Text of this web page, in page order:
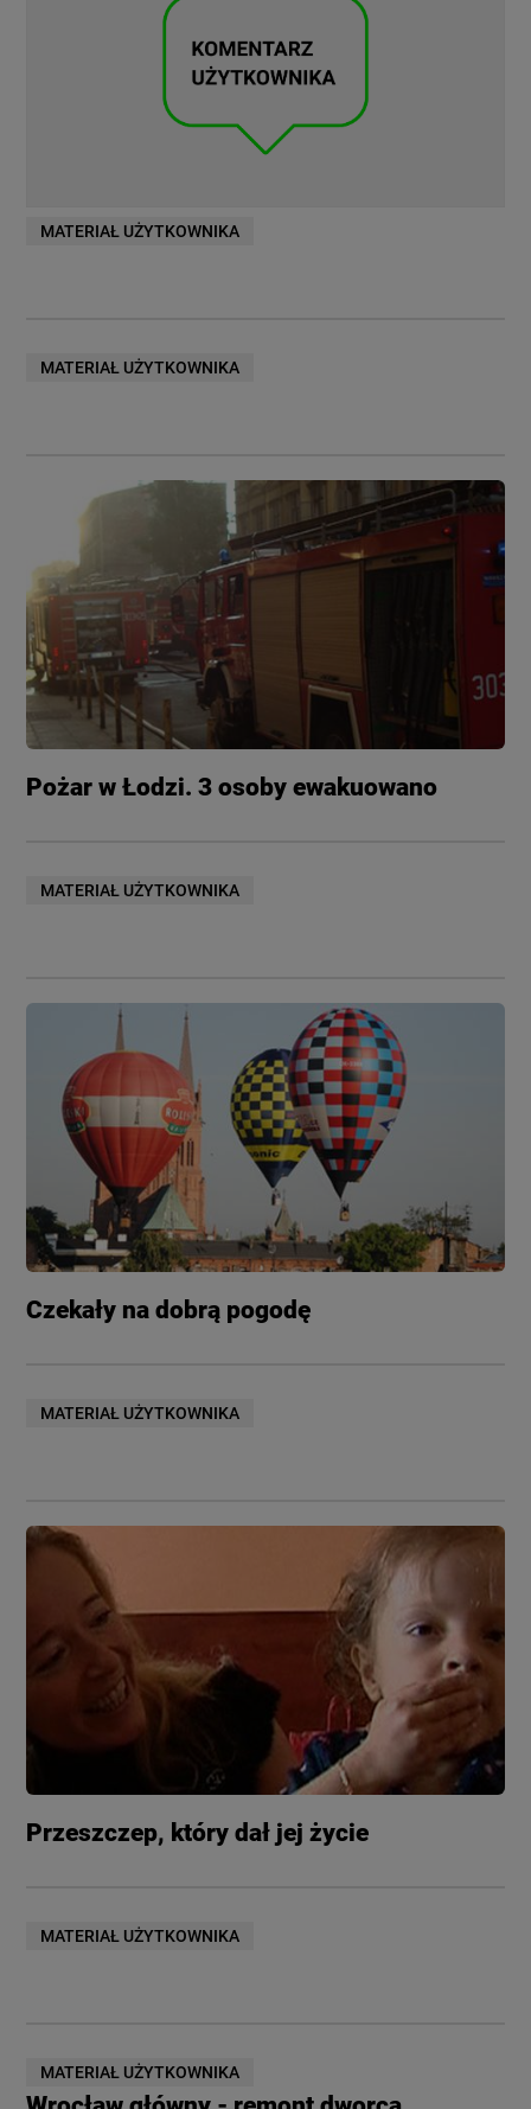
MATERIAŁ UŻYTKOWNIKA
MATERIAŁ UŻYTKOWNIKA
Pożar w Łodzi. 3 osoby ewakuowano
MATERIAŁ UŻYTKOWNIKA
Czekały na dobrą pogodę
MATERIAŁ UŻYTKOWNIKA
Przeszczep, który dał jej życie
MATERIAŁ UŻYTKOWNIKA
MATERIAŁ UŻYTKOWNIKA